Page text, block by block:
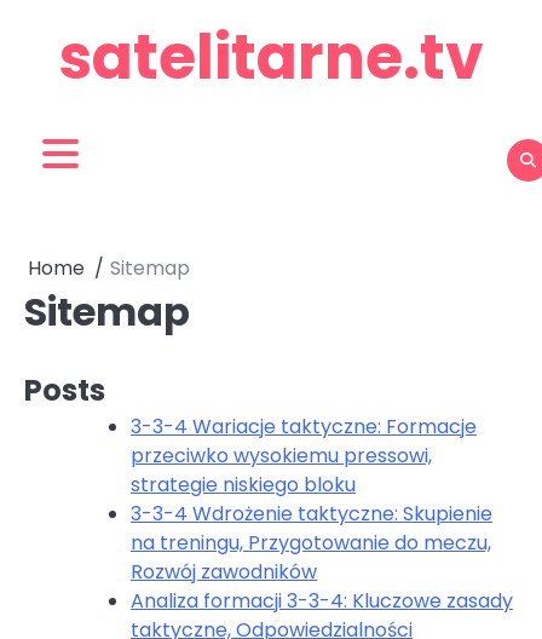
contentsatelitarne.tv
Home Sitemap
Sitemap
Posts
3-3-4 Wariacje taktyczne: Formacje
przeciwko wysokiemu pressowi,
strategie niskiego bloku
3-3-4 Wdrożenie taktyczne: Skupienie
na treningu, Przygotowanie do meczu,
Rozwój zawodników
Analiza formacji 3-3-4: Kluczowe zasady
taktyczne, Odpowiedzialności